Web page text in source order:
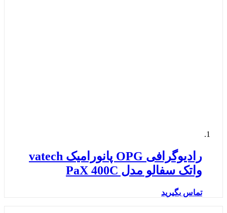
رادیوگرافی OPG پانورامیک vatech
واتک سفالو مدل PaX 400C
تماس بگیرید